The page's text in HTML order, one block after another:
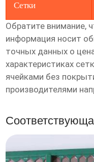
Сетки
Обратите внимание,
информация носит
точных данных о
характеристиках
ячейками без
производителями